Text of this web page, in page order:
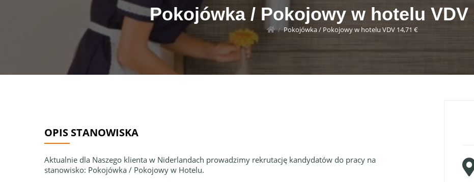
Pokojówka / Pokojowy w hotelu VDV
/ Pokojówka / Pokojowy w hotelu VDV 14,71 €
OPIS STANOWISKA
Aktualnie dla Naszego klienta w Niderlandach prowadzimy rekrutację kandydatów do pracy na
stanowisko: Pokojówka / Pokojowy w Hotelu.